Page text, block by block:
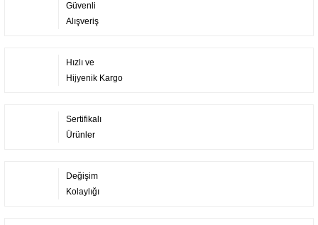
Güvenli
Alışveriş
Hızlı ve
Hijyenik Kargo
Sertifikalı
Ürünler
Değişim
Kolaylığı